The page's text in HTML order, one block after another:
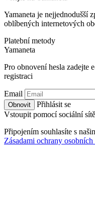
Yamaneta je nejjednodušší
oblíbených internetových
Platební metody
Yamaneta
Pro obnovení hesla zadejte
registraci
Email
Obnovit
Přihlásit se
Vstoupit pomocí sociální
Připojením souhlasíte s
Zásadami ochrany osobních